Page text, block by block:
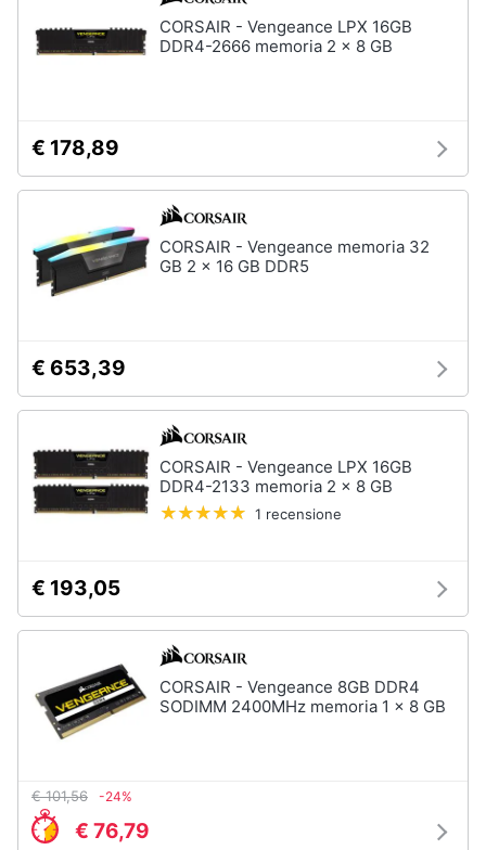
CORSAIR - Vengeance LPX 16GB
DDR4-2666 memoria 2 x 8 GB
€ 178,89
CORSAIR - Vengeance memoria 32
GB 2 x 16 GB DDR5
€ 653,39
CORSAIR - Vengeance LPX 16GB
DDR4-2133 memoria 2 x 8 GB
1 recensione
€ 193,05
CORSAIR - Vengeance 8GB DDR4
SODIMM 2400MHz memoria 1 x 8 GB
€ 101,56 -24%
€ 76,79